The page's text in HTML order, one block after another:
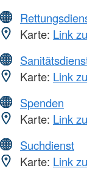
Karte: Link
Karte: Link
Spenden
Karte: Link
Suchdienst
Karte: Link